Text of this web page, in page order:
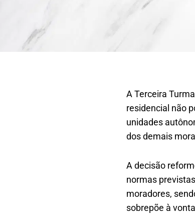
A Terceira
residencial não
unidades
dos demais
A decisão
normas
moradores,
sobrepõe à